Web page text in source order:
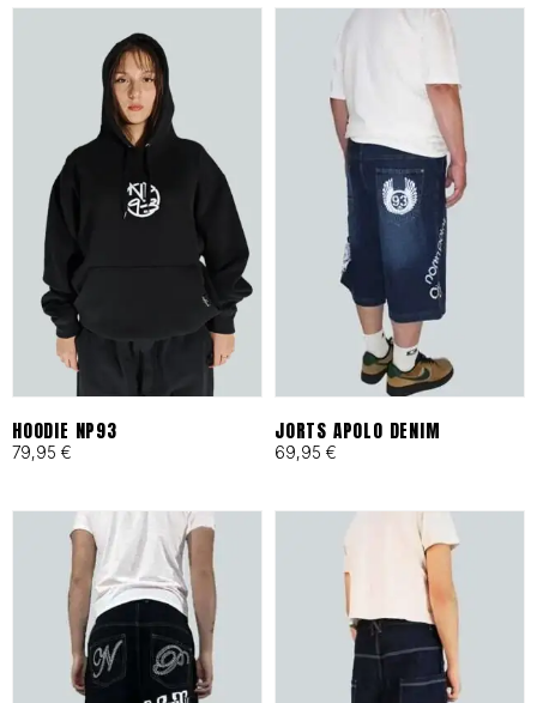
Barcelona.
ESPECIFICACIONES DE
IDENTIDAD
Tejidos Heavyweight:
Materiales técnicos y
naturales seleccionados por
su resistencia al desgaste
Producción Local:
Diseñado
en Barcelona bajo principios
de moda ética y
responsable desde 1993.
HOODIE NP93
79,95 €
JORTS APOLO DENIM
69,95 €